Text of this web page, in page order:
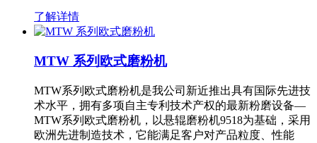
了解详情
MTW 系列欧式磨粉机
MTW系列欧式磨粉机是我公司新近推出具有国际先进技
术水平，拥有多项自主专利技术产权的最新粉磨设备—
MTW系列欧式磨粉机，以悬辊磨粉机9518为基础，采用
欧洲先进制造技术，它能满足客户对产品粒度、性能